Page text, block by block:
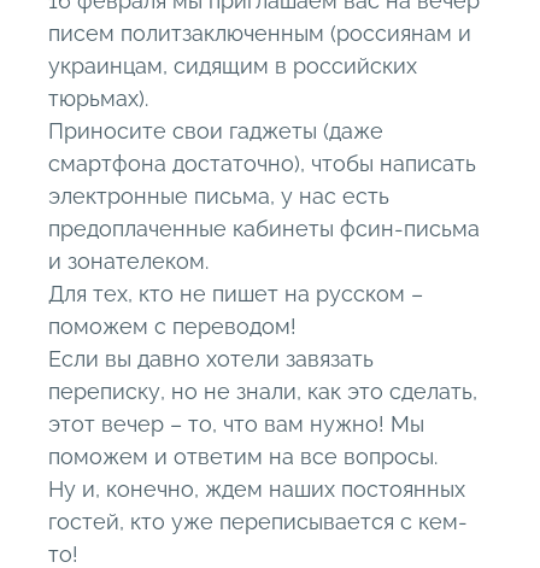
писем политзаключенным (россиянам и
украинцам, сидящим в российских
тюрьмах).
Приносите свои гаджеты (даже
смартфона достаточно), чтобы написать
электронные письма, у нас есть
предоплаченные кабинеты фсин-письма
и зонателеком.
Для тех, кто не пишет на русском –
поможем с переводом!
Если вы давно хотели завязать
переписку, но не знали, как это сделать,
этот вечер – то, что вам нужно! Мы
поможем и ответим на все вопросы.
Ну и, конечно, ждем наших постоянных
гостей, кто уже переписывается с кем-
то!